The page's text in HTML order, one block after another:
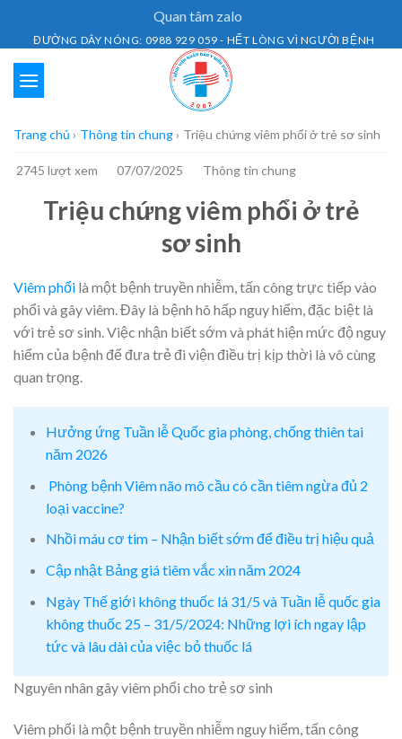
Quan tâm zalo
ĐƯỜNG DÂY NÓNG: 0988 929 059 - HẾT LÒNG VÌ NGƯỜI BỆNH
Trang chủ › Thông tin chung› Triệu chứng viêm phổi ở trẻ sơ sinh
2745 lượt xem 07/07/2025 Thông tin chung
Triệu chứng viêm phổi ở trẻ
sơ sinh
Viêm phổi là một bệnh truyền nhiễm, tấn công trực tiếp vào
phổi và gây viêm. Đây là bệnh hô hấp nguy hiểm, đặc biệt là
với trẻ sơ sinh. Việc nhận biết sớm và phát hiện mức độ nguy
hiểm của bệnh để đưa trẻ đi viện điều trị kịp thời là vô cùng
quan trọng.
Hưởng ứng Tuần lễ Quốc gia phòng, chống thiên tai
năm 2026
Phòng bệnh Viêm não mô cầu có cần tiêm ngừa đủ 2
loại vaccine?
Nhồi máu cơ tim – Nhận biết sớm để điều trị hiệu quả
Cập nhật Bảng giá tiêm vắc xin năm 2024
Ngày Thế giới không thuốc lá 31/5 và Tuần lễ quốc gia
không thuốc 25 – 31/5/2024: Những lợi ích ngay lập
tức và lâu dài của việc bỏ thuốc lá
Nguyên nhân gây viêm phổi cho trẻ sơ sinh
Viêm phổi là một bệnh truyền nhiễm nguy hiểm, tấn công